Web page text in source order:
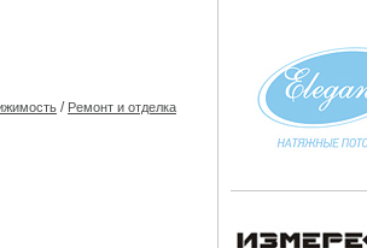
/ Ремонт и отделка